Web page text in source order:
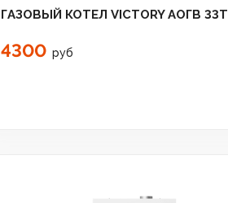
ГАЗОВЫЙ КОТЕЛ VICTORY АОГВ 33T
4300 руб